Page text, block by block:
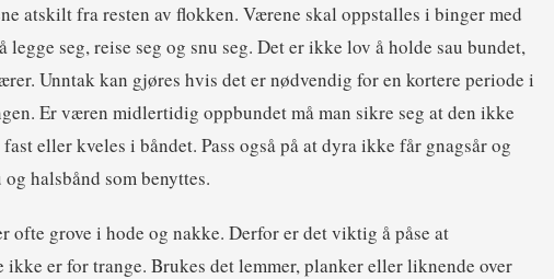
atskilt fra resten av flokken. Værene skal oppstalles i binger med
legge seg, reise seg og snu seg. Det er ikke lov å holde sau bundet,
Unntak kan gjøres hvis det er nødvendig for en kortere periode i
Er væren midlertidig oppbundet må man sikre seg at den ikke
fast eller kveles i båndet. Pass også på at dyra ikke får gnagsår og
og halsbånd som benyttes.
ofte grove i hode og nakke. Derfor er det viktig å påse at
ikke er for trange. Brukes det lemmer, planker eller liknende over